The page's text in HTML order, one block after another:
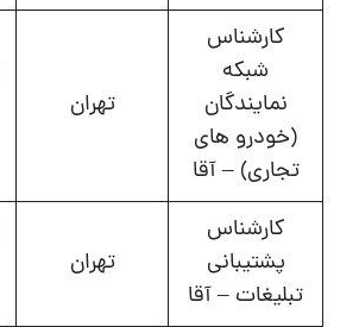
کارشناس
شبکه
نمایندگان
(خودرو های
تجاری) – آقا
تهران
کارشناس
پشتیبانی
تبلیغات – آقا
تهران